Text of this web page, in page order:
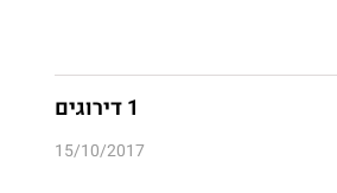
1 דירוגים
15/10/2017